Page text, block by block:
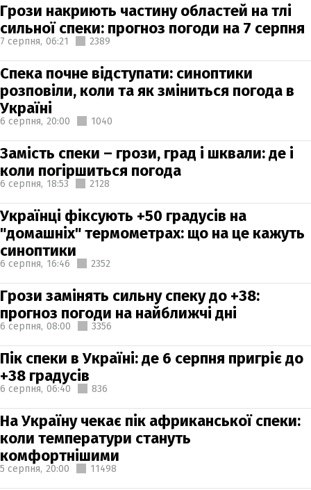
Грози накриють частину областей на тлі
сильної спеки: прогноз погоди на 7 серпня
7 серпня, 06:21 2389
Спека почне відступати: синоптики
розповіли, коли та як зміниться погода в
Україні
6 серпня, 20:00 1040
Замість спеки – грози, град і шквали: де і
коли погіршиться погода
6 серпня, 18:53 2128
Українці фіксують +50 градусів на
"домашніх" термометрах: що на це кажуть
синоптики
6 серпня, 16:46 2352
Грози замінять сильну спеку до +38:
прогноз погоди на найближчі дні
6 серпня, 08:00 3356
Пік спеки в Україні: де 6 серпня пригріє до
+38 градусів
6 серпня, 06:40 836
На Україну чекає пік африканської спеки:
коли температури стануть
комфортнішими
5 серпня, 20:00 11498